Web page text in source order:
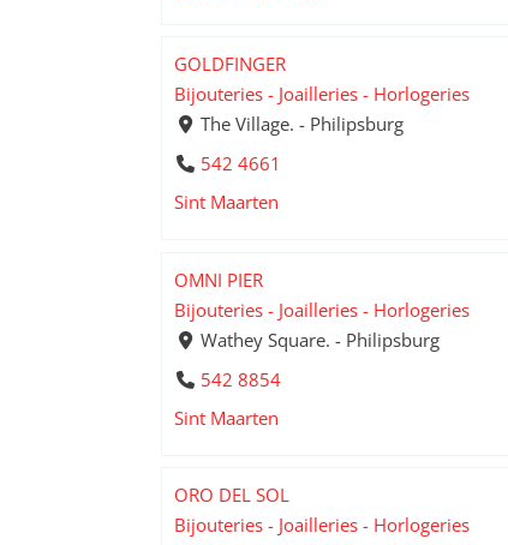
GOLDFINGER
Bijouteries - Joailleries - Horlogeries
The Village. - Philipsburg
542 4661
Sint Maarten
OMNI PIER
Bijouteries - Joailleries - Horlogeries
Wathey Square. - Philipsburg
542 8854
Sint Maarten
ORO DEL SOL
Bijouteries - Joailleries - Horlogeries